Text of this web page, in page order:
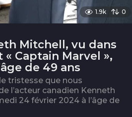
1.9k 0
Mitchell, vu dans
« Captain Marvel »,
de 49 ans
tristesse que nous
l’acteur canadien Kenneth
24 février 2024 à l’âge de